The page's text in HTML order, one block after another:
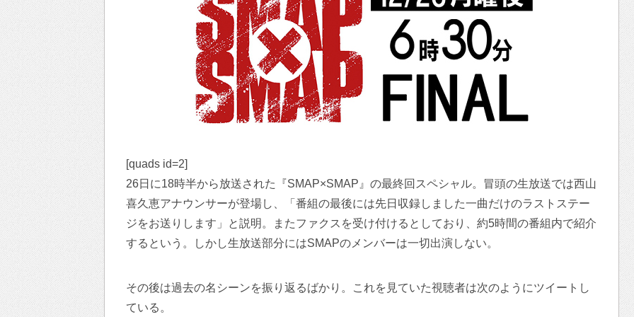
[quads id=2]
26日に18時半から放送された『SMAP×SMAP』の最終回スペシャル。冒頭の生放送では西山
喜久恵アナウンサーが登場し、「番組の最後には先日収録しました一曲だけのラストステー
ジをお送りします」と説明。またファクスを受け付けるとしており、約5時間の番組内で紹介
するという。しかし生放送部分にはSMAPのメンバーは一切出演しない。
その後は過去の名シーンを振り返るばかり。これを見ていた視聴者は次のようにツイートし
ている。